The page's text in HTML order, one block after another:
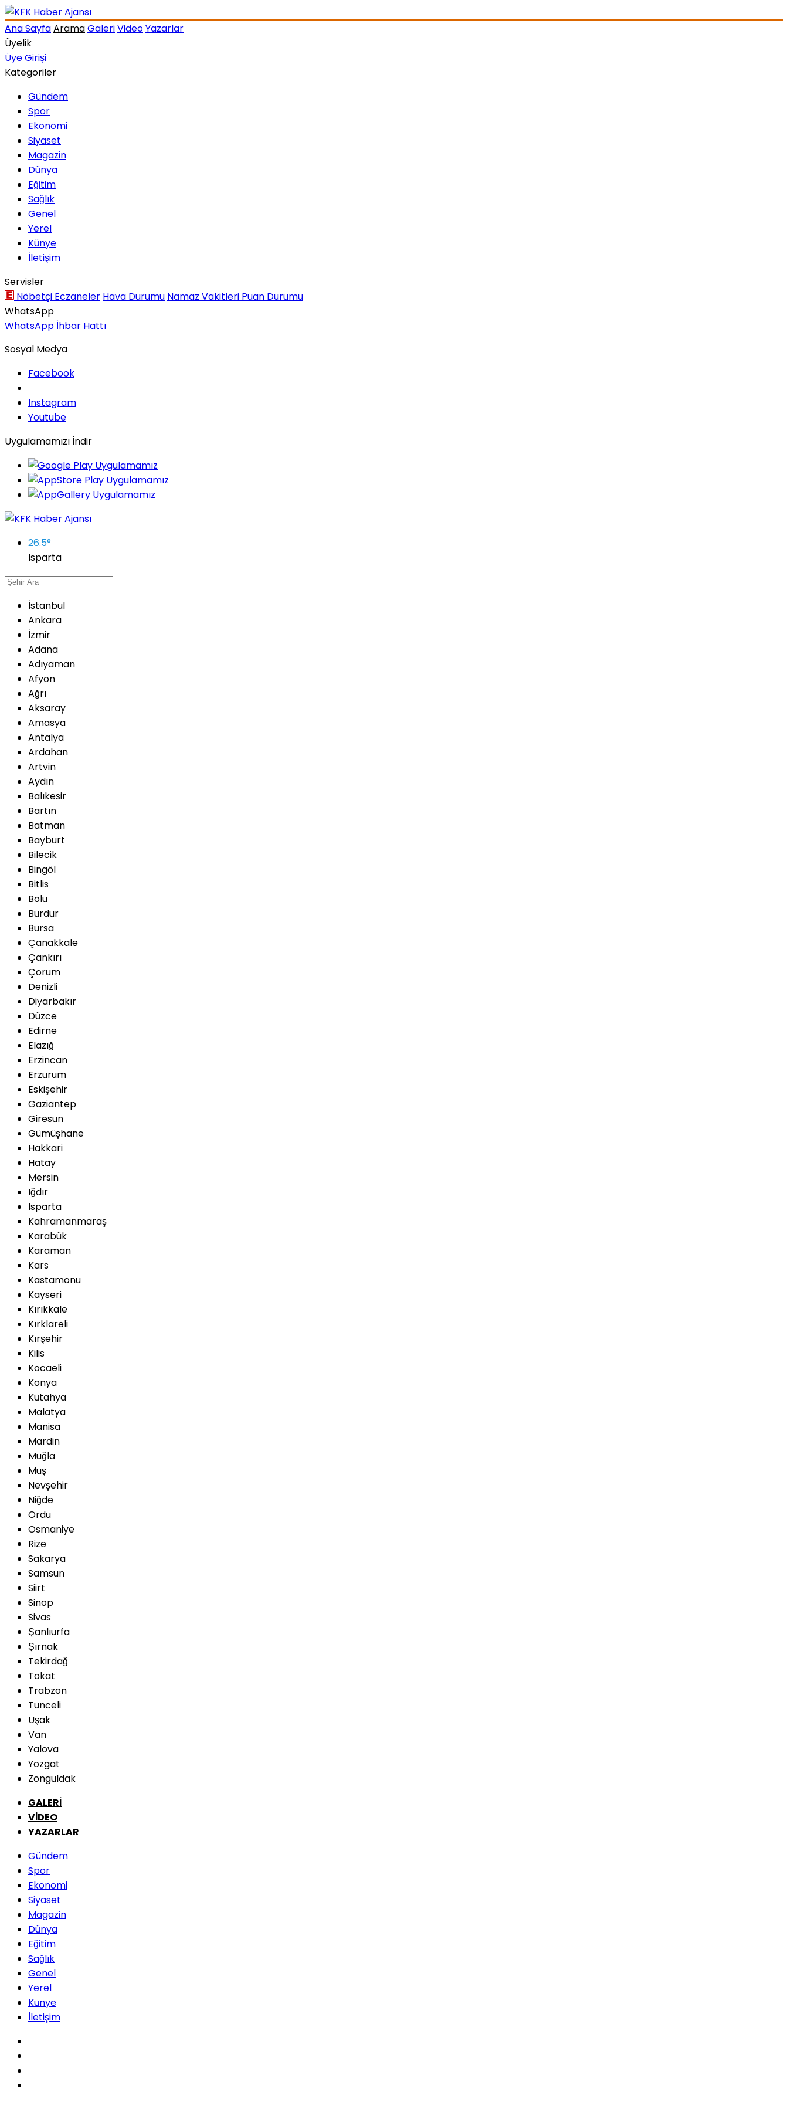
Ana SayfaAramaGaleriVideoYazarlar
Üyelik
Üye Girişi
Kategoriler
Gündem
Spor
Ekonomi
Siyaset
Magazin
Dünya
Eğitim
Sağlık
Genel
Yerel
Künye
İletişim
Servisler
Nöbetçi Eczaneler Hava Durumu Namaz Vakitleri Puan Durumu
WhatsApp
WhatsApp İhbar Hattı
Sosyal Medya
Facebook
Instagram
Youtube
Uygulamamızı İndir
26.5°
Isparta
İstanbul
Ankara
İzmir
Adana
Adıyaman
Afyon
Ağrı
Aksaray
Amasya
Antalya
Ardahan
Artvin
Aydın
Balıkesir
Bartın
Batman
Bayburt
Bilecik
Bingöl
Bitlis
Bolu
Burdur
Bursa
Çanakkale
Çankırı
Çorum
Denizli
Diyarbakır
Düzce
Edirne
Elazığ
Erzincan
Erzurum
Eskişehir
Gaziantep
Giresun
Gümüşhane
Hakkari
Hatay
Mersin
Iğdır
Isparta
Kahramanmaraş
Karabük
Karaman
Kars
Kastamonu
Kayseri
Kırıkkale
Kırklareli
Kırşehir
Kilis
Kocaeli
Konya
Kütahya
Malatya
Manisa
Mardin
Muğla
Muş
Nevşehir
Niğde
Ordu
Osmaniye
Rize
Sakarya
Samsun
Siirt
Sinop
Sivas
Şanlıurfa
Şırnak
Tekirdağ
Tokat
Trabzon
Tunceli
Uşak
Van
Yalova
Yozgat
Zonguldak
GALERİ
VİDEO
YAZARLAR
Gündem
Spor
Ekonomi
Siyaset
Magazin
Dünya
Eğitim
Sağlık
Genel
Yerel
Künye
İletişim